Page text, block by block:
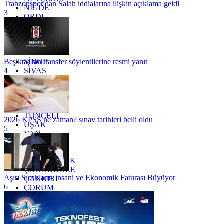
NİĞDE
ORDU
OSMANİYE
RİZE
SAKARYA
SİNOP
SİVAS
SİİRT
TEKİRDAĞ
TOKAT
TRABZON
TUNCELİ
UŞAK
VAN
YALOVA
YOZGAT
ZONGULDAK
ÇANAKKALE
ÇANKIRI
ÇORUM
İSTANBUL
İZMİR
ŞANLIURFA
Trabzonspor'dan Salah iddialarına ilişkin açıklama geldi
3
Beşiktaş'tan transfer söylentilerine resmi yanıt
4
2026 KPSS ne zaman? sınav tarihleri belli oldu
5
Aşırı Sıcakların İnsani ve Ekonomik Faturası Büyüyor
6